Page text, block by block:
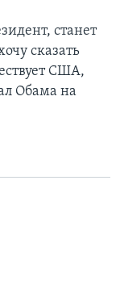
станет
сказать
США,
Обама на